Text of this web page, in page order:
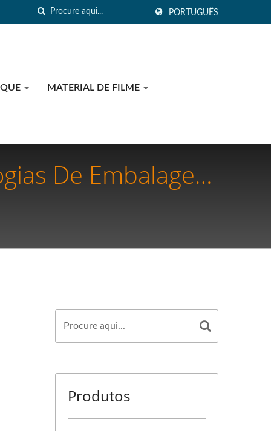
PORTUGUÊS
MATERIAL DE FILME
De Embalagem
E
Produtos